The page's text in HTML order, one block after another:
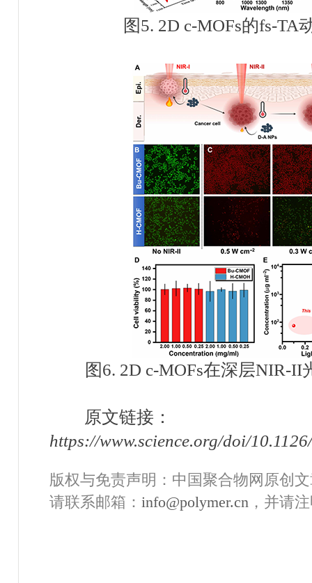
图5. 2D c-MOFs的fs-TA
图6. 2D c-MOFs在深层NIR-II
原文链接：
https://www.science.org/doi/
版权与免责声明：中国聚合物网原创
请联系邮箱： info@polymer.cn ，并请